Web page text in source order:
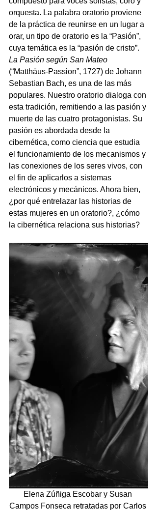
orquesta. La palabra oratorio proviene
de la práctica de reunirse en un lugar a
orar, un tipo de oratorio es la “Pasión”,
cuya temática es la “pasión de cristo”.
La Pasión según San Mateo
(“Matthäus-Passion”, 1727) de Johann
Sebastian Bach, es una de las más
populares. Nuestro oratorio dialoga con
esta tradición, remitiendo a las pasión y
muerte de las cuatro protagonistas. Su
pasión es abordada desde la
cibernética, como ciencia que estudia
el funcionamiento de los mecanismos y
las conexiones de los seres vivos, con
el fin de aplicarlos a sistemas
electrónicos y mecánicos. Ahora bien,
¿por qué entrelazar las historias de
estas mujeres en un oratorio?, ¿cómo
la cibernética relaciona sus historias?
Elena Zúñiga Escobar y Susan
Campos Fonseca retratadas por Carlos